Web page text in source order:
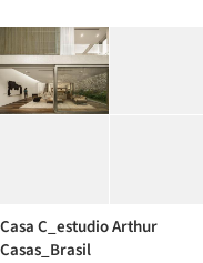
Casa C_estudio Arthur
Casas_Brasil